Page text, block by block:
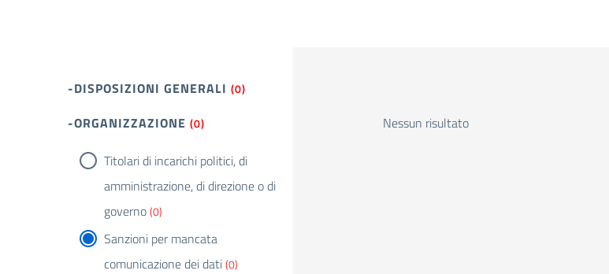
-DISPOSIZIONI GENERALI (0)
-ORGANIZZAZIONE (0)
Titolari di incarichi politici, di
amministrazione, di direzione o di
governo(0)
Sanzioni per mancata
comunicazione dei dati(0)
Nessun risultato